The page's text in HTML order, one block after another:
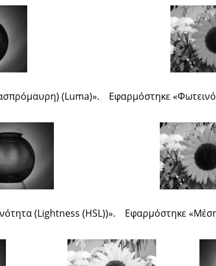
(Luma)». Εφαρμόστηκε «
(Lightness (HSL))». Εφαρμόστηκε «